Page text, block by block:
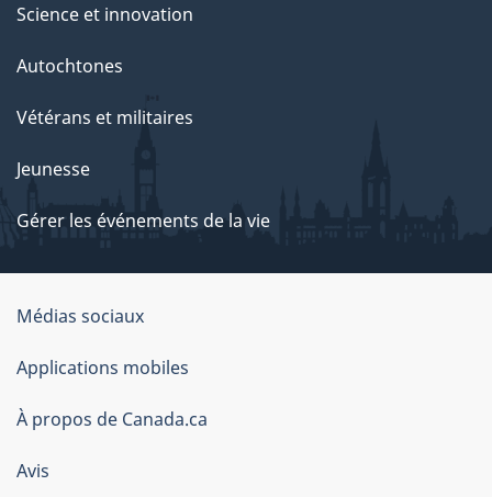
Science et innovation
Autochtones
Vétérans et militaires
Jeunesse
Gérer les événements de la vie
Organisation
du
gouvernement
du
Canada
Médias sociaux
Applications mobiles
À propos de Canada.ca
Avis